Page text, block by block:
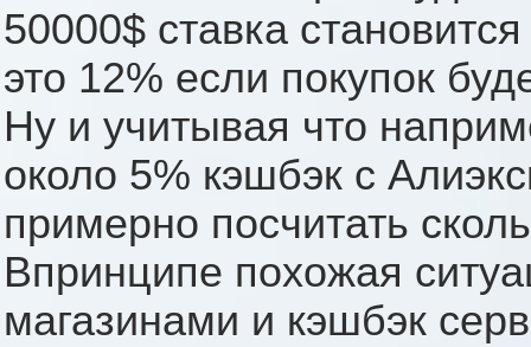
50000$ ставка
это 12% если покупок
Ну и учитывая что
около 5% кэшбэк с
примерно посчитать
Впринципе похожая
магазинами и кэшбэк